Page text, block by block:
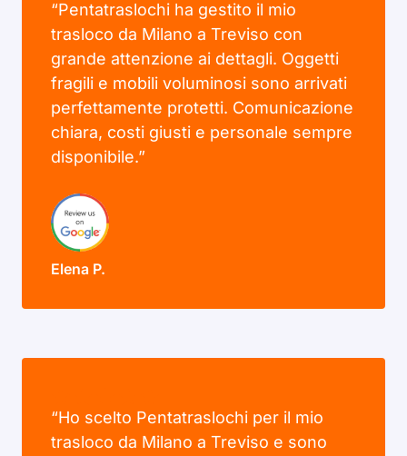
“Pentatraslochi ha gestito il mio
trasloco da Milano a Treviso con
grande attenzione ai dettagli. Oggetti
fragili e mobili voluminosi sono arrivati
perfettamente protetti. Comunicazione
chiara, costi giusti e personale sempre
disponibile.”
Elena P.
“Ho scelto Pentatraslochi per il mio
trasloco da Milano a Treviso e sono